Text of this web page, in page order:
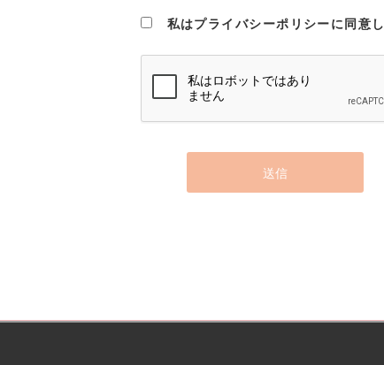
私はプライバシーポリシーに同意し